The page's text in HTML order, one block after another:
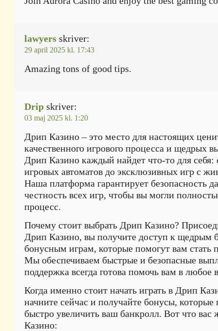
lawyers skriver:
29 april 2025 kl. 17:43
Amazing tons of good tips.
Drip skriver:
03 maj 2025 kl. 1:20
Дрип Казино – это место для настоящих
качественного игрового процесса и щедрых
Дрип Казино каждый найдет что-то для себя:
игровых автоматов до эксклюзивных игр с
Наша платформа гарантирует безопасность
честность всех игр, чтобы вы могли
процесс.
Почему стоит выбрать Дрип Казино?
Дрип Казино, вы получите доступ к щедрым
бонусным играм, которые помогут вам стать
Мы обеспечиваем быстрые и безопасные
поддержка всегда готова помочь вам в любое
Когда именно стоит начать играть в Дрип
начните сейчас и получайте бонусы, которые
быстро увеличить ваш банкролл. Вот что вас
Казино: